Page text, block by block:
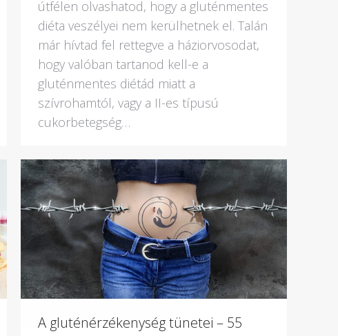
útfélen olvashatod, hogy a gluténmentes
diéta veszélyei nem kerülhetnek el. Talán
már hívtad fel rettegve a háziorvosodat,
hogy valóban tartanod kell-e a
gluténmentes diétád miatt a
szívrohamtól, vagy a II-es típusú
cukorbetegség…
A gluténérzékenység tünetei – 55